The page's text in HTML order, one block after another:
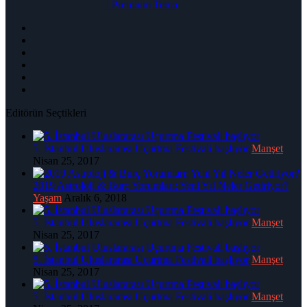
| Premium Tema
Editörün Seçtikleri
5. İstanbul Uluslararası Uçurtma Festivali başlıyor Manşet
Nisan 25, 2017
2019 Astroloji & Burç Yorumları: Yeni Yıl Neler Getiriyor?
Yaşam Aralık 6, 2018
5. İstanbul Uluslararası Uçurtma Festivali başlıyor Manşet
Nisan 25, 2017
5. İstanbul Uluslararası Uçurtma Festivali başlıyor Manşet
Nisan 25, 2017
5. İstanbul Uluslararası Uçurtma Festivali başlıyor Manşet